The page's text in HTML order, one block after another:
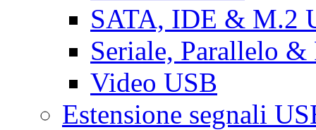
SATA, IDE & M.2
Seriale, Parallelo &
Video USB
Estensione segnali